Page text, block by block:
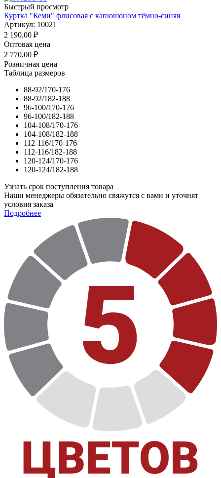
Быстрый просмотр
Куртка "Кеми" флисовая с капюшоном тёмно-синяя
Артикул: 10021
2 190,00 ₽
Оптовая цена
2 770,00 ₽
Розничная цена
Таблица размеров
88-92/170-176
88-92/182-188
96-100/170-176
96-100/182-188
104-108/170-176
104-108/182-188
112-116/170-176
112-116/182-188
120-124/170-176
120-124/182-188
Узнать срок поступления товара
Наши менеджеры обязательно свяжутся с вами и уточнят
условия заказа
Подробнее